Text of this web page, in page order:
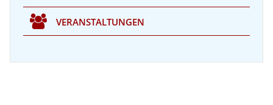
VERANSTALTUNGEN